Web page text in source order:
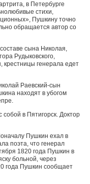
в Петербурге
стихи,
Пушкину точно
обращается автор со
сына Николая,
Рудыковского,
крестницы генерала едет
Раевский-сын
находят в убогом
в Пятигорск. Доктор
Пушкин ехал в
поэта, что генерал
1820 года Пушкин в
больной, через
года Пушкин сообщает